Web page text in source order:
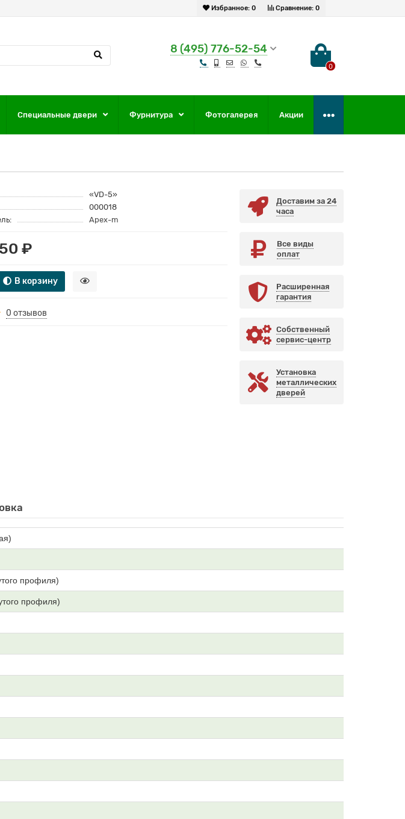
Сравнение: 0
Избранное: 0
8 (495) 776-52-54
0
Специальные двери Фурнитура Фотогалерея Акции
«VD-5»
000018
Apex-m
₽
В корзину
0 отзывов
Доставим за 24
часа
Все виды
оплат
Расширенная
гарантия
Собственный
сервис-центр
Установка
металлических
дверей
профиля)
профиля)